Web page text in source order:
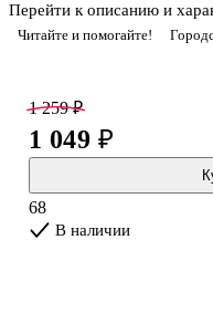
Читайте и помогайте!
законам. Здесь охота за
игрой, а каждое новое
когда даже самые близкие
О чём книга
Пока город трещит под
начинает свою последнюю
Перейти к описанию и
1 259 ₽
1 049 ₽
68
В наличии